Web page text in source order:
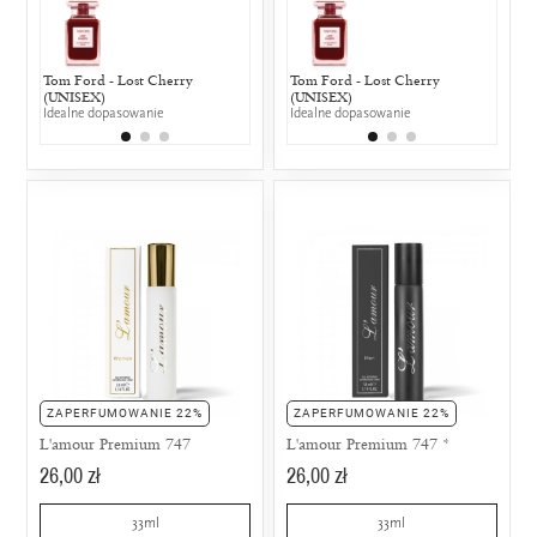
Tom Ford - Lost Cherry
(UNISEX)
Idealne dopasowanie
Lancôme - La vie est belle
25% wspólnych nut zapachowych
Tom Ford - Lost Cherry
(UNISEX)
Idealne dopasowanie
ZAPERFUMOWANIE 22%
L'amour Premium 747
26,00 zł
33ml
ZAPERFUMOWANIE 22%
L'amour Premium 747 *
26,00 zł
33ml